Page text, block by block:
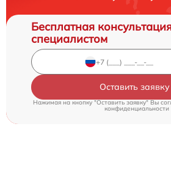
Бесплатная
специалистом
Оставить заявку
Нажимая на кнопку "Оставить заявку" Вы
конфиденциальности